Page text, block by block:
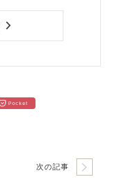
Pocket
次の記事